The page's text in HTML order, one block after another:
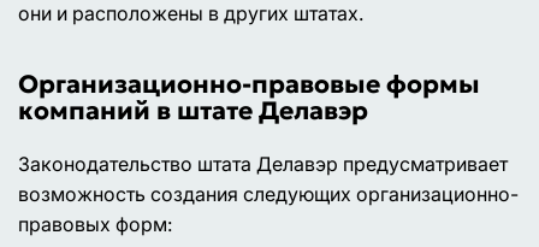
они и расположены в других штатах.
Организационно-правовые формы
компаний в штате Делавэр
Законодательство штата Делавэр предусматривает
возможность создания следующих организационно-
правовых форм: